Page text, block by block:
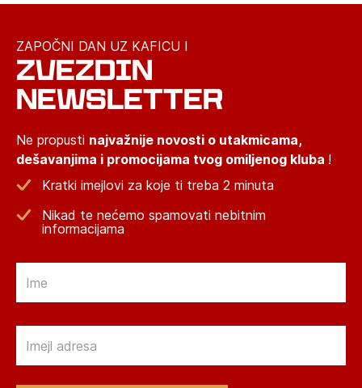
ZAPOČNI DAN UZ KAFICU I
ZVEZDIN
NEWSLETTER
Ne propusti najvažnije novosti o utakmicama,
dešavanjima i promocijama tvog omiljenog kluba !
Kratki imejlovi za koje ti treba 2 minuta
Nikad te nećemo spamovati nebitnim
informacijama